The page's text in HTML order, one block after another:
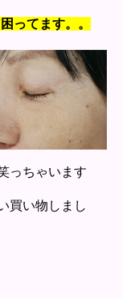
ってます。。
っちゃいます
買い物しまし